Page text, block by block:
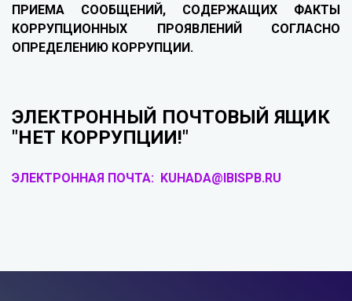
ПРИЕМА СООБЩЕНИЙ , СОДЕРЖАЩИХ ФАКТЫ
КОРРУПЦИОННЫХ ПРОЯВЛЕНИЙ
СОГЛАСНО
ОПРЕДЕЛЕНИЮ КОРРУПЦИИ.
ЭЛЕКТРОННЫЙ ПОЧТОВЫЙ ЯЩИК
"НЕТ КОРРУПЦИИ!"
ЭЛЕКТРОННАЯ ПОЧТА: KUHADA@IBISPB.RU